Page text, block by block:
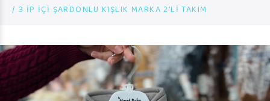
3 İP İÇİ ŞARDONLU KIŞLIK MARKA 2’Lİ TAKIM